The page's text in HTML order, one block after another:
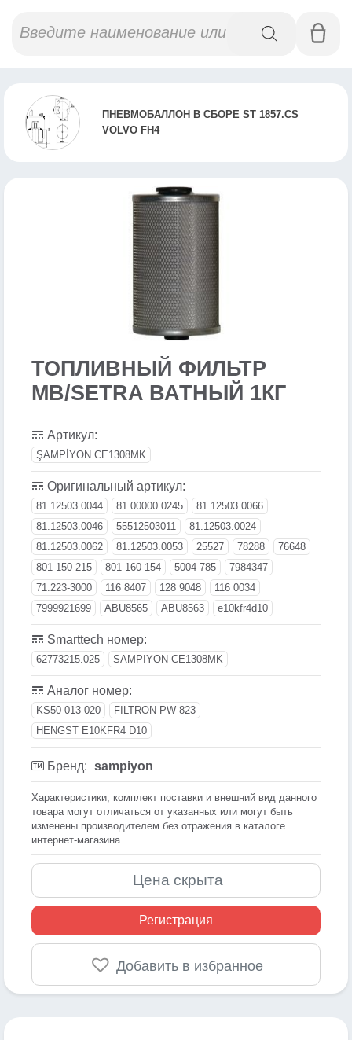
товаров
ПНЕВМОБАЛЛОН В СБОРЕ ST 1857.CS
VOLVO FH4
ТОПЛИВНЫЙ ФИЛЬТР
MB/SETRA ВАТНЫЙ 1КГ
Артикул:
ŞAMPİYON CE1308MK
Оригинальный артикул:
81.12503.0044 81.00000.0245
81.12503.0066
81.12503.0046
55512503011
81.12503.0024
81.12503.0062
81.12503.0053 25527 78288
76648
801 150 215
801 160 154 5004 785
7984347
71.223-3000
116 8407 128 9048
116 0034
7999921699
ABU8565 ABU8563 e10kfr4d10
Smarttech номер:
62773215.025 SAMPIYON CE1308MK
Аналог номер:
KS50 013 020
FILTRON PW 823
HENGST E10KFR4 D10
Бренд: sampiyon
Xарактеристики, комплект поставки и внешний вид данного
товара могут отличаться от указанных или могут быть
изменены производителем без отражения в каталоге
интернет-магазина.
Цена скрыта
Регистрация
Добавить в избранное